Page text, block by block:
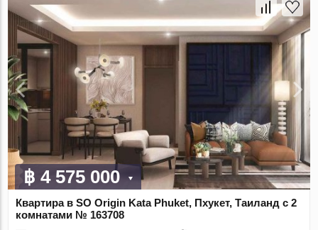
฿ 4 575 000
Квартира в SO Origin Kata Phuket, Пхукет, Таиланд с 2
комнатами № 163708